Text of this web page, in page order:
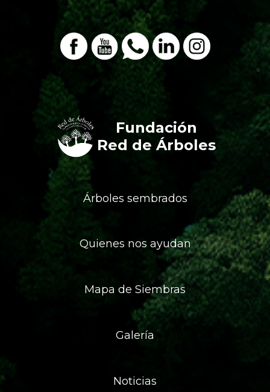
Fundación
Red de Árboles
Árboles sembrados
Quienes nos ayudan
Mapa de Siembras
Galería
Noticias